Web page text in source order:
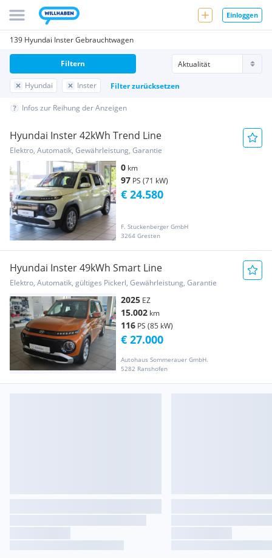
Einloggen
139 Hyundai Inster Gebrauchtwagen
Hyundai Inster Filter zurücksetzen
Filtern
Infos zur Reihung der Anzeigen
Hyundai Inster 42kWh Trend Line
Elektro, Automatik, Gewährleistung, Garantie
0 km
97 PS (71 kW)
F. Stuckenberger GmbH
3264 Gresten
€ 24.580
Hyundai Inster 49kWh Smart Line
Elektro, Automatik, gültiges Pickerl, Gewährleistung, Garantie
2025 EZ
15.002 km
116 PS (85 kW)
Autohaus Sommerauer GmbH.
5282 Ranshofen
€ 27.000